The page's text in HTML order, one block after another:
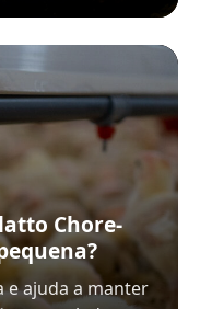
Chore-
e ajuda a manter